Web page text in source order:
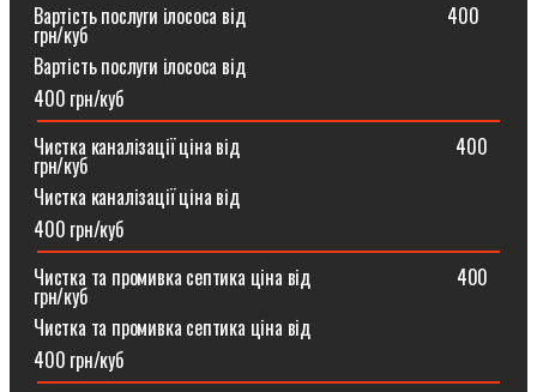
Вартість послуги ілососа від ⠀⠀⠀⠀⠀⠀⠀⠀⠀⠀⠀⠀⠀⠀400
грн/куб
Вартість послуги ілососа від
400 грн/куб
Чистка каналізації ціна від ⠀⠀⠀⠀⠀⠀⠀⠀⠀⠀⠀⠀⠀⠀⠀400
грн/куб
Чистка каналізації ціна від
400 грн/куб
Чистка та промивка септика ціна від ⠀⠀⠀⠀⠀⠀⠀⠀⠀⠀400
грн/куб
Чистка та промивка септика ціна від
400 грн/куб